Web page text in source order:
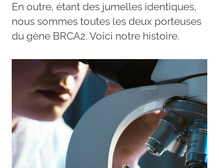
En outre, étant des jumelles identiques,
nous sommes toutes les deux porteuses
du gène BRCA2. Voici notre histoire.